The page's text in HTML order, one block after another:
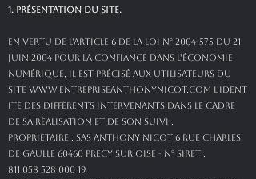
1. PRÉSENTATION DU SITE.
En vertu de l'article 6 de la loi n° 2004-575 du 21
juin 2004 pour la confiance dans l'économie
numérique, il est précisé aux utilisateurs du
site www.entrepriseanthonynicot.com l'ident
ité des différents intervenants dans le cadre
de sa réalisation et de son suivi :
Propriétaire : SAS ANTHONY NICOT 6 rue Charles
De Gaulle 60460 PRECY SUR OISE - N° Siret :
811 058 528 000 19